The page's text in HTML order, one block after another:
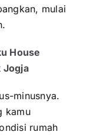
mulai
House
Jogja
minusnya.
kamu
rumah